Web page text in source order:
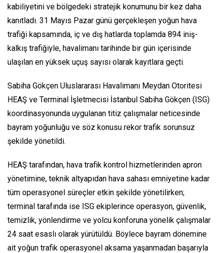
kabiliyetini ve bölgedeki stratejik konumunu bir kez daha
kanıtladı. 31 Mayıs Pazar günü gerçekleşen yoğun hava
trafiği kapsamında, iç ve dış hatlarda toplamda 894 iniş-
kalkış trafiğiyle, havalimanı tarihinde bir gün içerisinde
ulaşılan en yüksek uçuş sayısı olarak kayıtlara geçti.
Sabiha Gökçen Uluslararası Havalimanı Meydan Otoritesi
HEAŞ ve Terminal İşletmecisi İstanbul Sabiha Gökçen (ISG)
koordinasyonunda uygulanan titiz çalışmalar neticesinde
bayram yoğunluğu ve söz konusu rekor trafik sorunsuz
şekilde yönetildi.
HEAŞ tarafından, hava trafik kontrol hizmetlerinden apron
yönetimine, teknik altyapıdan hava sahası emniyetine kadar
tüm operasyonel süreçler etkin şekilde yönetilirken;
terminal tarafında ise ISG ekiplerince operasyon, güvenlik,
temizlik, yönlendirme ve yolcu konforuna yönelik çalışmalar
24 saat esaslı olarak yürütüldü. Böylece bayram dönemine
ait yoğun trafik operasyonel aksama yaşanmadan başarıyla